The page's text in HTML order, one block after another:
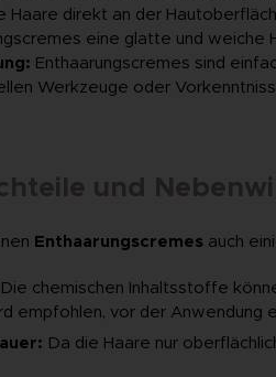
Haare direkt an der
eine glatte und weiche
Enthaarungscremes sind
Werkzeuge oder
und
Enthaarungscremes auch
Die chemischen Inhaltsstoffe
empfohlen, vor der Anwendung
Da die Haare nur